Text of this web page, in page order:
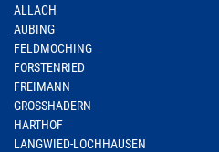
ALLACH
AUBING
FELDMOCHING
FORSTENRIED
FREIMANN
GROSSHADERN
HARTHOF
LANGWIED-LOCHHAUSEN